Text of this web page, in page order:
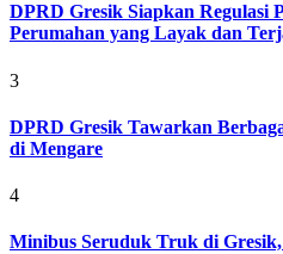
DPRD Gresik Siapkan Regulasi
Perumahan yang Layak dan
3
DPRD Gresik Tawarkan
di Mengare
4
Minibus Seruduk Truk di